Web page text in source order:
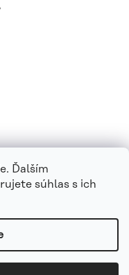
Ďalším
súhlas s ich
|